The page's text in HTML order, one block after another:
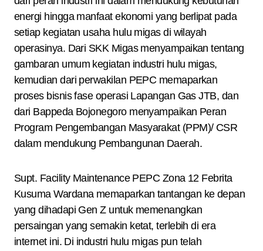
energi hingga manfaat ekonomi yang berlipat pada
setiap kegiatan usaha hulu migas di wilayah
operasinya. Dari SKK Migas menyampaikan tentang
gambaran umum kegiatan industri hulu migas,
kemudian dari perwakilan PEPC memaparkan
proses bisnis fase operasi Lapangan Gas JTB, dan
dari Bappeda Bojonegoro menyampaikan Peran
Program Pengembangan Masyarakat (PPM)/ CSR
dalam mendukung Pembangunan Daerah.
Supt. Facility Maintenance PEPC Zona 12 Febrita
Kusuma Wardana memaparkan tantangan ke depan
yang dihadapi Gen Z untuk memenangkan
persaingan yang semakin ketat, terlebih di era
internet ini. Di industri hulu migas pun telah